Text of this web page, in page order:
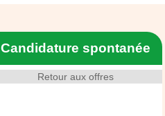
Retour aux offres
Candidature spontanée